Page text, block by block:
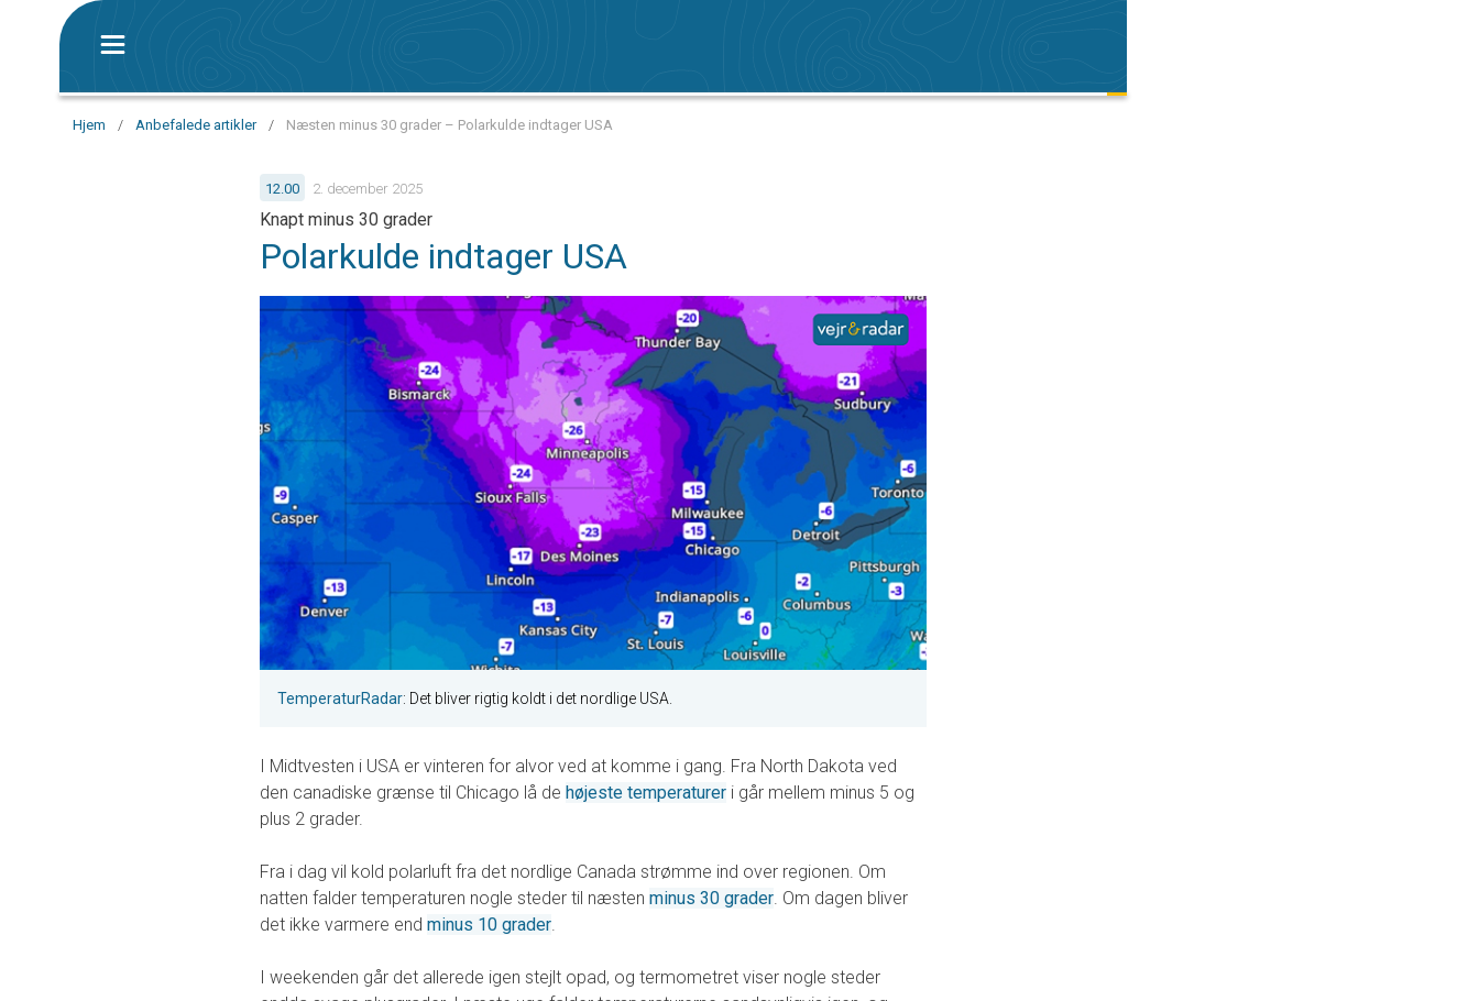
Hjem / Anbefalede artikler / Næsten minus 30 grader – Polarkulde indtager USA
12.00 2. december 2025
Knapt minus 30 grader
Polarkulde indtager USA
TemperaturRadar: Det bliver rigtig koldt i det nordlige USA.
I Midtvesten i USA er vinteren for alvor ved at komme i gang. Fra North Dakota ved
den canadiske grænse til Chicago lå de højeste temperaturer i går mellem minus 5 og
plus 2 grader.
Fra i dag vil kold polarluft fra det nordlige Canada strømme ind over regionen. Om
natten falder temperaturen nogle steder til næsten minus 30 grader. Om dagen bliver
det ikke varmere end minus 10 grader.
I weekenden går det allerede igen stejlt opad, og termometret viser nogle steder